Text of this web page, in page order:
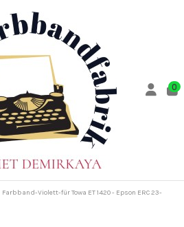
0
Farbband-Violett-für Towa ET 1420 - Epson ERC 23-